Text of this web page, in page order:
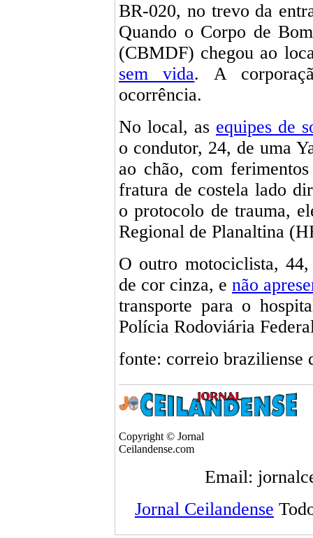
BR-020, no trevo da
Quando o Corpo de
(CBMDF) chegou ao
sem vida. A
ocorrência.
No local, as equipes de
o condutor, 24, de uma
ao chão, com
fratura de costela lado
o protocolo de trauma,
Regional de Planaltina
O outro motociclista,
de cor cinza, e não
transporte para o
Polícia Rodoviária
fonte: correio braziliense
Copyright © Jornal
Ceilandense.com
Email:
Jornal Ceilandense